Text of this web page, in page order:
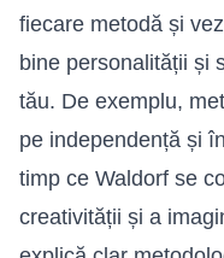
fiecare metodă și
bine personalității și
tău. De exemplu,
pe independență și
timp ce Waldorf se
creativității și a